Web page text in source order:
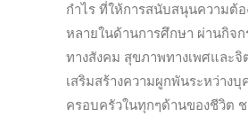
กำไร ที่ให้การสนับสนุนความต้
หลายในด้านการศึกษา ผ่านกิจ
ทางสังคม สุขภาพทางเพศและจิ
เสริมสร้างความผูกพันระหว่างบุ
ครอบครัวในทุกๆด้านของชีวิต ช